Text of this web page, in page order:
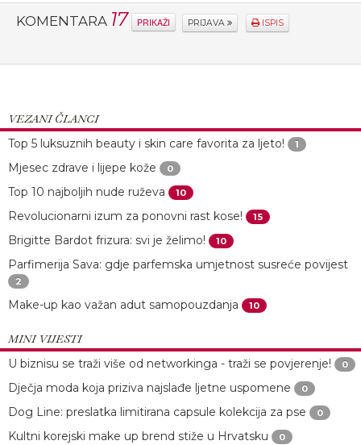
KOMENTARA 17 PRIKAŽI PRIJAVA ISPIS
VEZANI ČLANCI
Top 5 luksuznih beauty i skin care favorita za ljeto!
1
Mjesec zdrave i lijepe kože 0
Top 10 najboljih nude ruževa 10
Revolucionarni izum za ponovni rast kose! 15
Brigitte Bardot frizura: svi je želimo! 10
Parfimerija Sava: gdje parfemska umjetnost susreće povijest
2
Make-up kao važan adut samopouzdanja 10
MINI VIJESTI
U biznisu se traži više od networkinga - traži se povjerenje!
0
Dječja moda koja priziva najslađe ljetne uspomene 0
Dog Line: preslatka limitirana capsule kolekcija za pse 0
Kultni korejski make up brend stiže u Hrvatsku 0